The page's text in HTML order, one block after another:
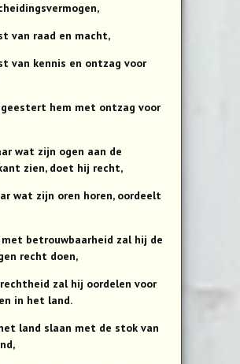
van raad en macht,
van kennis en ontzag voor
hem met ontzag voor
wat zijn ogen aan de
zien, doet hij recht,
wat zijn oren horen, oordeelt
met betrouwbaarheid zal hij de
recht doen,
zal hij oordelen voor
in het land.
land slaan met de stok van